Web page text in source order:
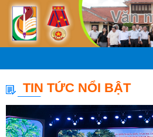
TIN TỨC NỔI BẬT